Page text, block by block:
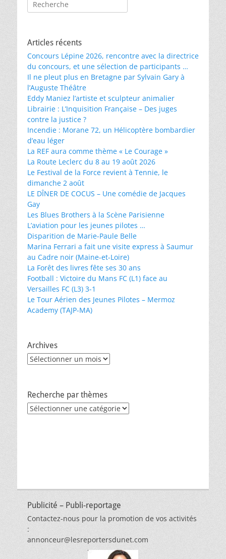
Articles récents
Concours Lépine 2026, rencontre avec la directrice
du concours, et une sélection de participants …
Il ne pleut plus en Bretagne par Sylvain Gary à
l’Auguste Théâtre
Eddy Maniez l’artiste et sculpteur animalier
Librairie : L’Inquisition Française – Des juges
contre la justice ?
Incendie : Morane 72, un Hélicoptère bombardier
d’eau léger
La REF aura comme thème « Le Courage »
La Route Leclerc du 8 au 19 août 2026
Le Festival de la Force revient à Tennie, le
dimanche 2 août
LE DÎNER DE COCUS – Une comédie de Jacques
Gay
Les Blues Brothers à la Scène Parisienne
L’aviation pour les jeunes pilotes …
Disparition de Marie-Paule Belle
Marina Ferrari a fait une visite express à Saumur
au Cadre noir (Maine-et-Loire)
La Forêt des livres fête ses 30 ans
Football : Victoire du Mans FC (L1) face au
Versailles FC (L3) 3-1
Le Tour Aérien des Jeunes Pilotes – Mermoz
Academy (TAJP-MA)
Archives
Archives
Recherche par thèmes
Recherche
Publicité – Publi-reportage
Contactez-nous pour la promotion de vos activités
:
annonceur@lesreportersdunet.com